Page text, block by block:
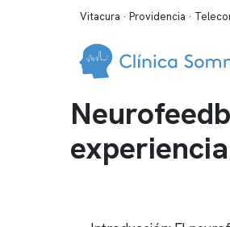
Vitacura · Providencia ·